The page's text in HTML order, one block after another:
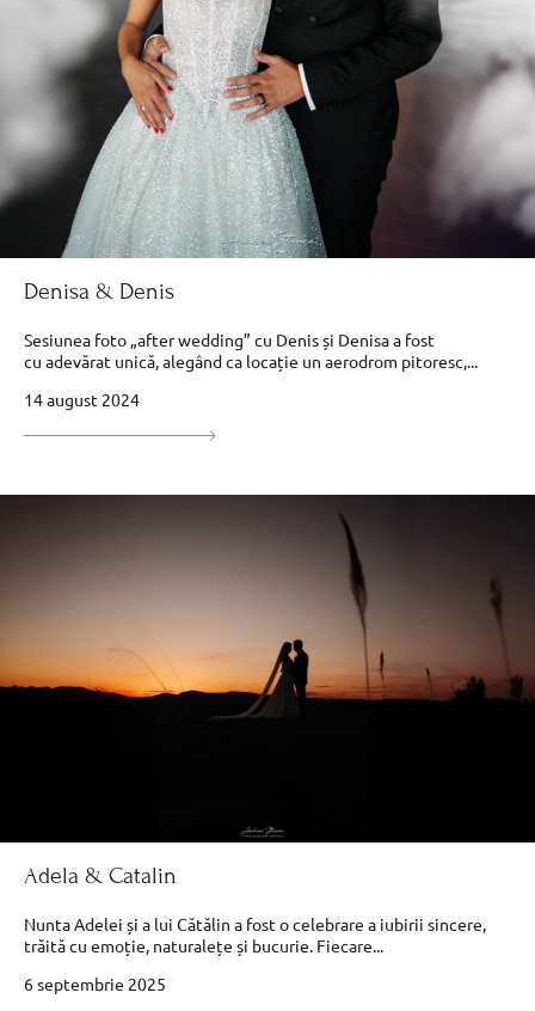
Denisa & Denis
Sesiunea foto „after wedding” cu Denis și Denisa a fost
cu adevărat unică, alegând ca locație un aerodrom pitoresc,...
14 august 2024
Adela & Catalin
Nunta Adelei și a lui Cătălin a fost o celebrare a iubirii sincere,
trăită cu emoție, naturalețe și bucurie. Fiecare...
6 septembrie 2025